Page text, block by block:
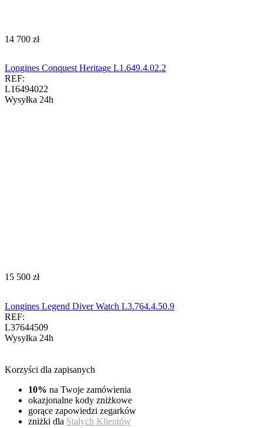
‍14 700‍ zł
Longines Conquest Heritage L1.649.4.02.2
REF:
L16494022
Wysyłka 24h
‍15 500‍ zł
Longines Legend Diver Watch L3.764.4.50.9
REF:
L37644509
Wysyłka 24h
Korzyści dla zapisanych
10% na Twoje zamówienia
okazjonalne kody zniżkowe
gorące zapowiedzi zegarków
zniżki dla Stałych Klientów